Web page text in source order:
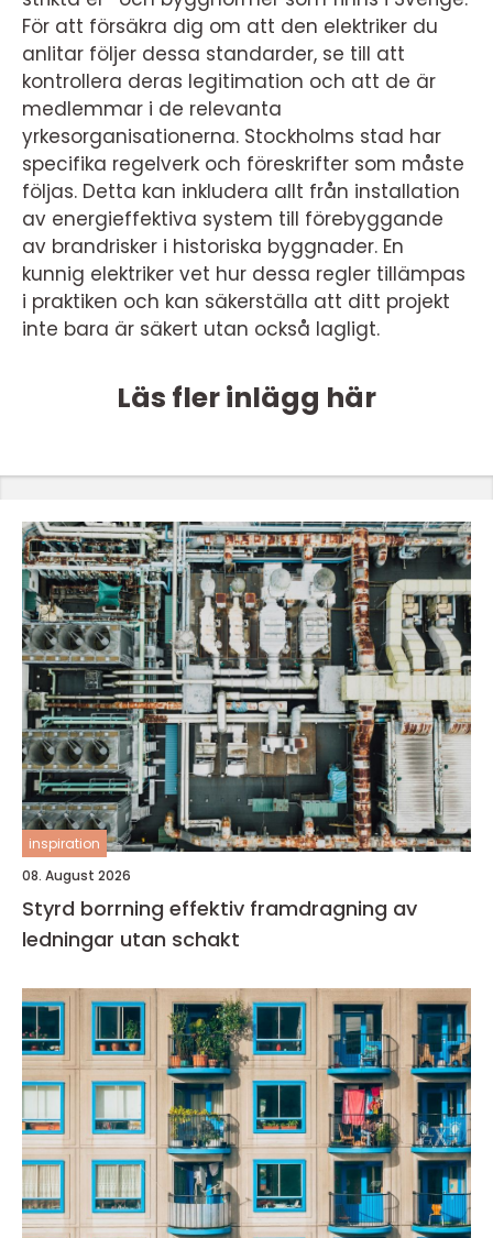
För att försäkra dig om att den elektriker du
anlitar följer dessa standarder, se till att
kontrollera deras legitimation och att de är
medlemmar i de relevanta
yrkesorganisationerna. Stockholms stad har
specifika regelverk och föreskrifter som måste
följas. Detta kan inkludera allt från installation
av energieffektiva system till förebyggande
av brandrisker i historiska byggnader. En
kunnig elektriker vet hur dessa regler tillämpas
i praktiken och kan säkerställa att ditt projekt
inte bara är säkert utan också lagligt.
Läs fler inlägg här
inspiration
08. August 2026
Styrd borrning effektiv framdragning av
ledningar utan schakt